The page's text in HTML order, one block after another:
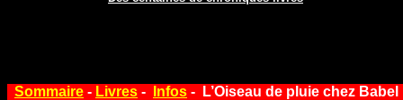
Sommaire - Livres - Infos - L’Oiseau de pluie chez Babel